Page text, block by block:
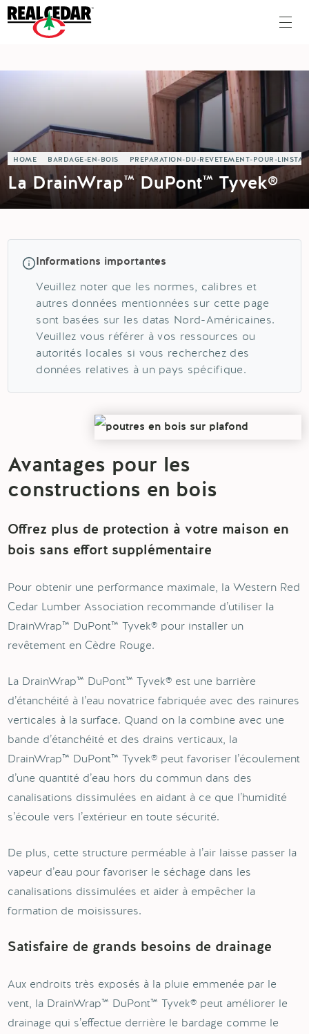
HOME BARDAGE-EN-BOIS PREPARATION-DU-REVETEMENT-POUR-
La DrainWrap™ DuPont™ Tyvek®
Informations importantes
Veuillez noter que les normes, calibres et
autres données mentionnées sur cette page
sont basées sur les datas Nord-Américaines.
Veuillez vous référer à vos ressources ou
autorités locales si vous recherchez des
données relatives à un pays spécifique.
Avantages pour les
constructions en bois
Offrez plus de protection à votre maison en
bois sans effort supplémentaire
Pour obtenir une performance maximale, la Western Red
Cedar Lumber Association recommande d’utiliser la
DrainWrap™ DuPont™ Tyvek® pour installer un
revêtement en Cèdre Rouge.
La DrainWrap™ DuPont™ Tyvek® est une barrière
d’étanchéité à l’eau novatrice fabriquée avec des rainures
verticales à la surface. Quand on la combine avec une
bande d’étanchéité et des drains verticaux, la
DrainWrap™ DuPont™ Tyvek® peut favoriser l’écoulement
d’une quantité d’eau hors du commun dans des
canalisations dissimulées en aidant à ce que l’humidité
s’écoule vers l’extérieur en toute sécurité.
De plus, cette structure perméable à l’air laisse passer la
vapeur d’eau pour favoriser le séchage dans les
canalisations dissimulées et aider à empêcher la
formation de moisissures.
Satisfaire de grands besoins de drainage
Aux endroits très exposés à la pluie emmenée par le
vent, la DrainWrap™ DuPont™ Tyvek® peut améliorer le
drainage qui s’effectue derrière le bardage comme le